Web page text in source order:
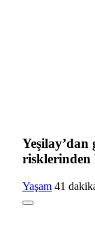
Yeşilay’dan
risklerinden
Yaşam 41